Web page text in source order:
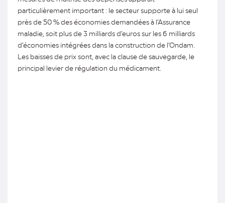
particulièrement important : le secteur supporte à lui seul
près de 50 % des économies demandées à l’Assurance
maladie, soit plus de 3 milliards d’euros sur les 6 milliards
d’économies intégrées dans la construction de l’Ondam.
Les baisses de prix sont, avec la clause de sauvegarde, le
principal levier de régulation du médicament.